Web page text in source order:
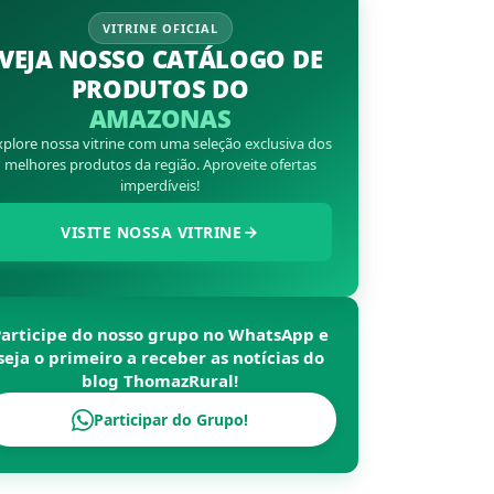
VITRINE OFICIAL
NOSSO CATÁLOGO DE
PRODUTOS DO
AMAZONAS
nossa vitrine com uma seleção exclusiva dos
melhores produtos da região. Aproveite ofertas
imperdíveis!
VISITE NOSSA VITRINE
do nosso grupo no WhatsApp e
o primeiro a receber as notícias do
blogThomazRural!
Participar do Grupo!